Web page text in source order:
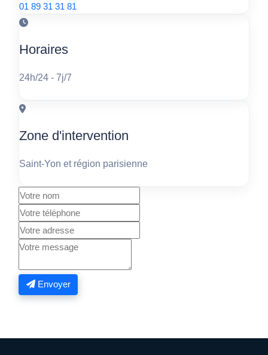
01 89 31 31 81
Horaires
24h/24 - 7j/7
Zone d'intervention
Saint-Yon et région parisienne
Envoyer